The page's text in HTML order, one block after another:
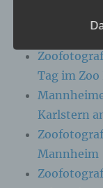
Tag im
Karlstern
Mannheim
oder
Kennung
Online-
sozialen
sind,